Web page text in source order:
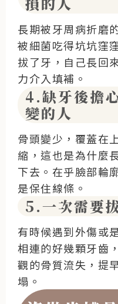
長期被牙周病折磨
被細菌吃得坑坑窪
拔了牙，自己長回
力介入填補。
4.缺牙後擔
變的人
骨頭變少，覆蓋在
縮，這也是為什麼
下去。在乎臉部輪
是保住線條。
5.一次需要
有時候遇到外傷或
相連的好幾顆牙齒
觀的骨質流失，提
塌。